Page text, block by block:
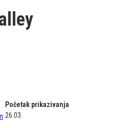
Početak prikazivanja
26.03.